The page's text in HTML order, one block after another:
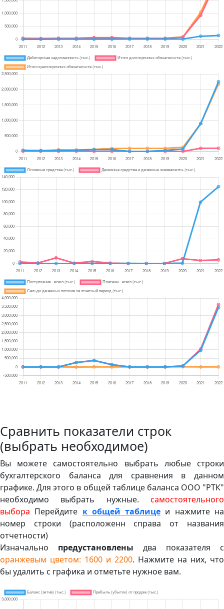
Сравнить показатели строк
(выбрать необходимое)
Вы можете самостоятельно выбрать любые строки
бухгалтерского баланса для сравнения в данном
графике. Для этого в общей таблице баланса ООО "РТК"
необходимо выбрать нужные. самостоятельного
выбора Перейдите к общей таблице и нажмите на
номер строки (расположенн справа от названия
отчетности)
Изначально предустановлены два показателя с
оранжевым цветом: 1600 и 2200. Нажмите на них, что
бы удалить с графика и отметьте нужное вам.